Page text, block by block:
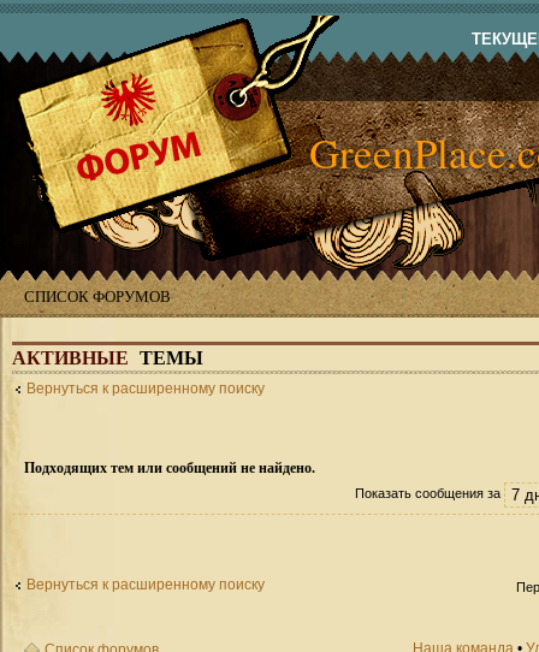
СПИСОК ФОРУМОВ
АКТИВНЫЕ ТЕМЫ
Вернуться к расширенному поиску
Подходящих тем или сообщений не найдено.
Показать сообщения за
Вернуться к расширенному поиску
Наша команда •